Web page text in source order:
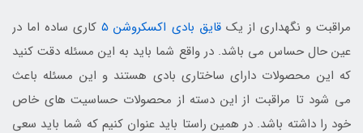
مراقبت و نگهداری از یکقایق بادی اکسکروشن ۵
کاری ساده اما در
عین حال حساس می باشد. در واقع شما باید به این مسئله دقت کنید
که این محصولات دارای ساختاری بادی هستند و این مسئله باعث
می شود تا مراقبت از این دسته از محصولات حساسیت های خاص
خود را داشته باشد. در همین راستا باید عنوان کنیم که شما باید سعی